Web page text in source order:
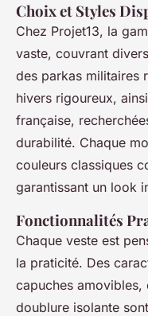
Choix et Styles
Chez Projet13, la
vaste, couvrant
des parkas militaires
hivers rigoureux,
française,
durabilité. Chaque
couleurs classiques
garantissant un look
Fonctionnalités
Chaque veste est
la praticité. Des
capuches
doublure isolante